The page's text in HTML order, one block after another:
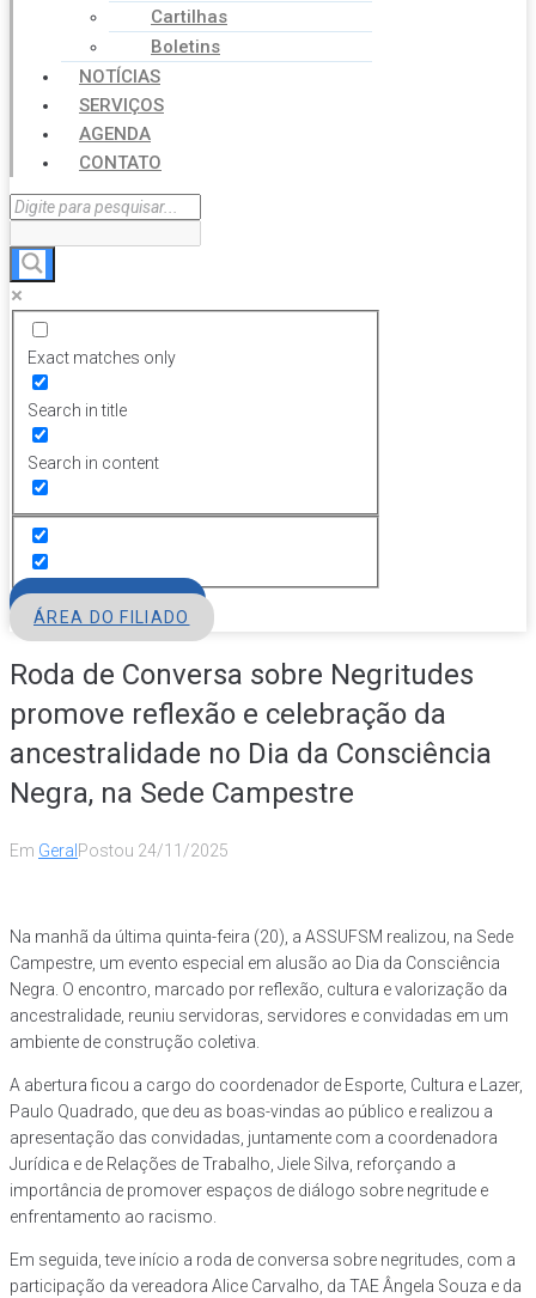
Cartilhas
Boletins
NOTÍCIAS
SERVIÇOS
AGENDA
CONTATO
Exact matches only
Search in title
Search in content
ÁREA DO FILIADO
Roda de Conversa sobre Negritudes
promove reflexão e celebração da
ancestralidade no Dia da Consciência
Negra, na Sede Campestre
Em Geral Postou 24/11/2025
Na manhã da última quinta-feira (20), a ASSUFSM realizou, na Sede
Campestre, um evento especial em alusão ao Dia da Consciência
Negra. O encontro, marcado por reflexão, cultura e valorização da
ancestralidade, reuniu servidoras, servidores e convidadas em um
ambiente de construção coletiva.
A abertura ficou a cargo do coordenador de Esporte, Cultura e Lazer,
Paulo Quadrado, que deu as boas-vindas ao público e realizou a
apresentação das convidadas, juntamente com a coordenadora
Jurídica e de Relações de Trabalho, Jiele Silva, reforçando a
importância de promover espaços de diálogo sobre negritude e
enfrentamento ao racismo.
Em seguida, teve início a roda de conversa sobre negritudes, com a
participação da vereadora Alice Carvalho, da TAE Ângela Souza e da